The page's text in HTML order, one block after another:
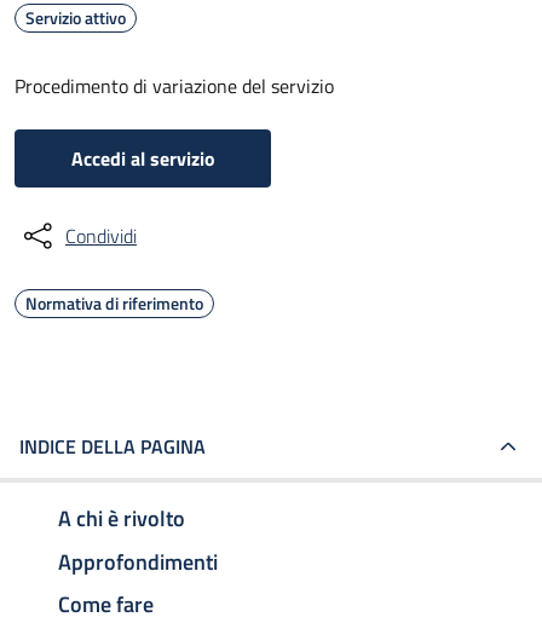
Servizio attivo
Procedimento di variazione del servizio
Accedi al servizio
Condividi
Normativa di riferimento
INDICE DELLA PAGINA
A chi è rivolto
Approfondimenti
Come fare